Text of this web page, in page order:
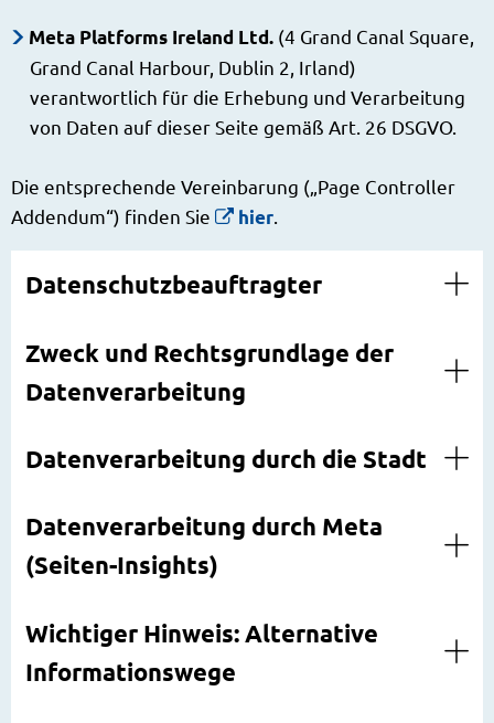
Meta Platforms Ireland Ltd. (4 Grand Canal Square,
Grand Canal Harbour, Dublin 2, Irland)
verantwortlich für die Erhebung und Verarbeitung
von Daten auf dieser Seite gemäß Art. 26 DSGVO.
Die entsprechende Vereinbarung („Page Controller
Addendum“) finden Sie
hier
Datenschutzbeauftragter
Zweck und Rechtsgrundlage der
Datenverarbeitung
Datenverarbeitung durch die Stadt
Datenverarbeitung durch Meta
(Seiten-Insights)
Wichtiger Hinweis: Alternative
Informationswege